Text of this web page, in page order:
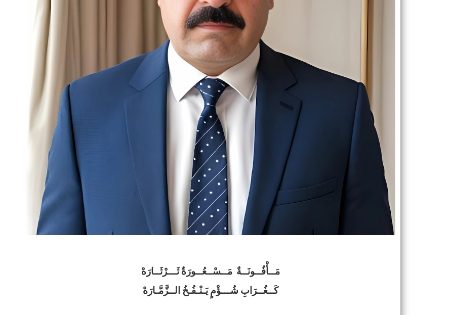
مَــأْفُــونَــةٌ مَــسْــعُــورَةٌ ثَـــرْثَــارَهْ
كَــغُــرَابِ شُـــؤْمٍ يَـنْـفُـخُ الــزَّمَّـارَهْ